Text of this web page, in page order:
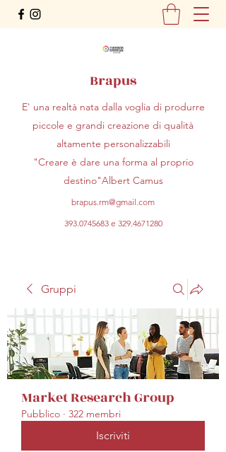
Brapus
E' una realtà nata dalla voglia di produrre
piccole e grandi creazione di qualità
altamente personalizzabili
"Creare è dare una forma al proprio
destino"Albert Camus
brapus.rm@gmail.com
393.0745683e 329.4671280
Gruppi
Market Research Group
Pubblico · 322 membri
Iscriviti